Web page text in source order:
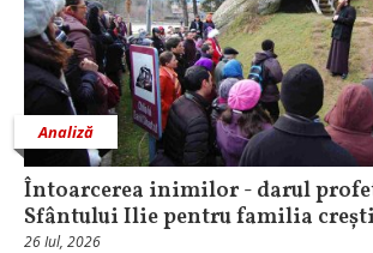
Analiză
Întoarcerea inimilor - darul
Sfântului Ilie pentru familia
26 Iul, 2026